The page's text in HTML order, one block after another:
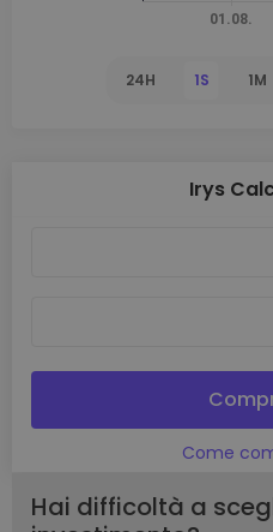
24H 1S 1M
Irys
Come
Hai difficoltà a